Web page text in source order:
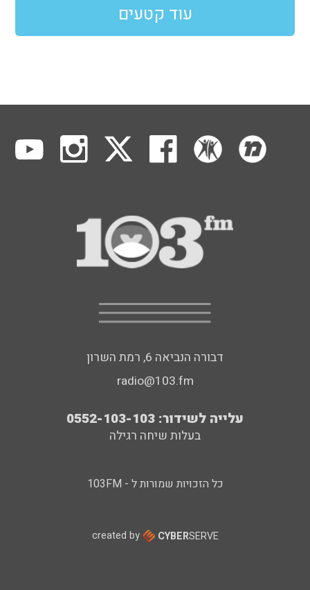
עוד קטעים
דבורה הנביאה 6, רמת השרון
radio@103.fm
עלייה לשידור: 0552-103-103
בעלות שיחה רגילה
כל הזכויות שמורות ל - 103FM
created by CYBERSERVE